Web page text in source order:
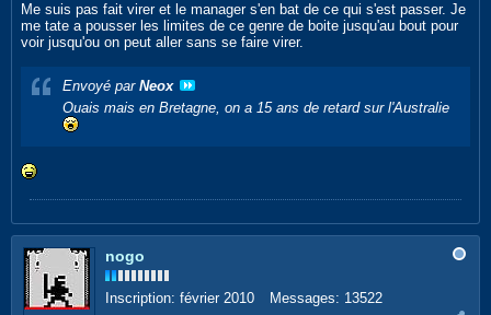
Me suis pas fait virer et le manager s'en bat de ce qui s'est passer. Je
me tate a pousser les limites de ce genre de boite jusqu'au bout pour
voir jusqu'ou on peut aller sans se faire virer.
Envoyé par Neox
Ouais mais en Bretagne, on a 15 ans de retard sur l'Australie
nogo
Inscription: février 2010 Messages: 13522